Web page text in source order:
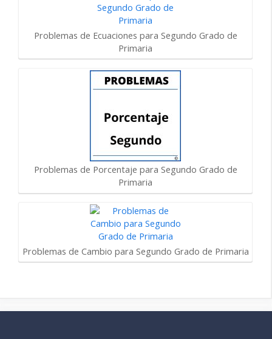
Problemas de Ecuaciones para Segundo Grado de
Primaria
Problemas de Porcentaje para Segundo Grado de
Primaria
Problemas de Cambio para Segundo Grado de Primaria